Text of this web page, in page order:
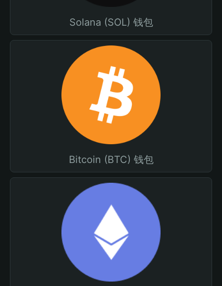
Solana (SOL) 钱包
Bitcoin (BTC) 钱包